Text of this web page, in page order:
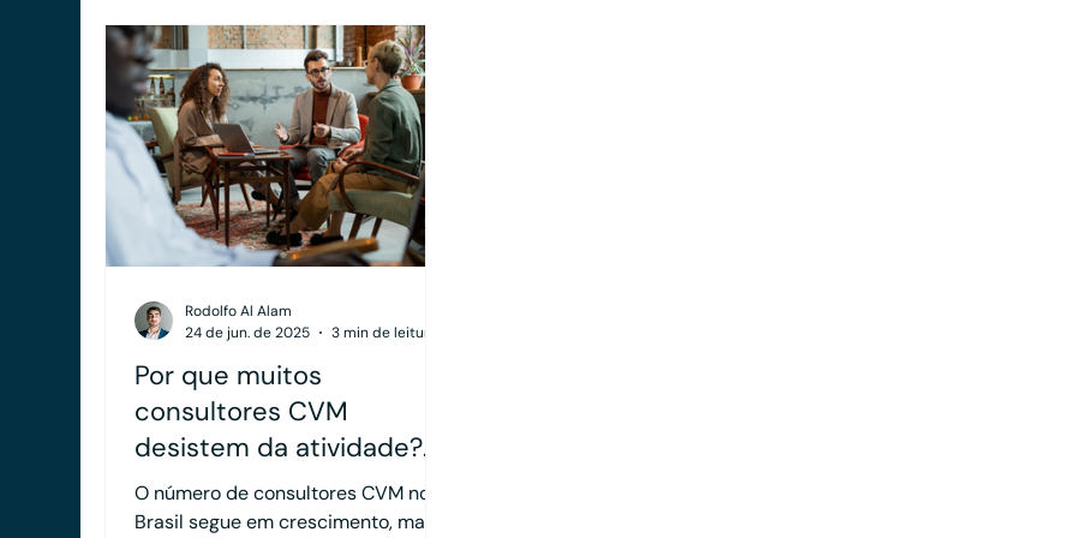
Por que muitos
consultores CVM
desistem da atividade?
Entenda os principais
motivos de
O número de consultores CVM no
Brasil segue em crescimento, mas
Rodolfo Al Alam
24 de jun. de 2025
3 min de leitura